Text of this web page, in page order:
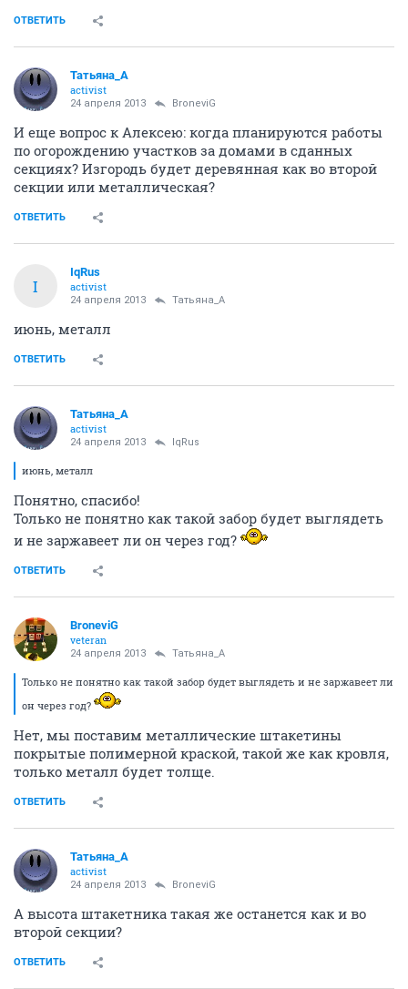
ОТВЕТИТЬ
Татьяна_А
activist
24 апреля 2013 BroneviG
И еще вопрос к Алексею: когда планируются работы
по огорождению участков за домами в сданных
секциях? Изгородь будет деревянная как во второй
секции или металлическая?
ОТВЕТИТЬ
I
IqRus
activist
24 апреля 2013 Татьяна_А
июнь, металл
ОТВЕТИТЬ
Татьяна_А
activist
24 апреля 2013 IqRus
июнь, металл
Понятно, спасибо!
Только не понятно как такой забор будет выглядеть
и не заржавеет ли он через год?
ОТВЕТИТЬ
BroneviG
veteran
24 апреля 2013 Татьяна_А
Только не понятно как такой забор будет выглядеть и не заржавеет ли
он через год?
Нет, мы поставим металлические штакетины
покрытые полимерной краской, такой же как кровля,
только металл будет толще.
ОТВЕТИТЬ
Татьяна_А
activist
24 апреля 2013 BroneviG
А высота штакетника такая же останется как и во
второй секции?
ОТВЕТИТЬ